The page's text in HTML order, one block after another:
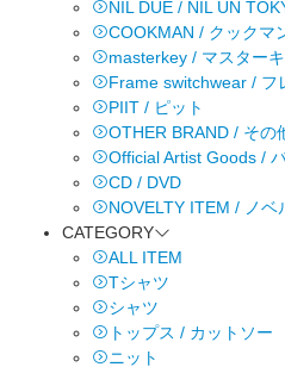
NIL DUE / NIL UN
COOKMAN / クックマ
masterkey / マスター
Frame switchwear / フ
PIIT / ピット
OTHER BRAND / その
Official Artist Goods /
CD / DVD
NOVELTY ITEM / ノベ
CATEGORY
ALL ITEM
Tシャツ
シャツ
トップス / カットソー
ニット